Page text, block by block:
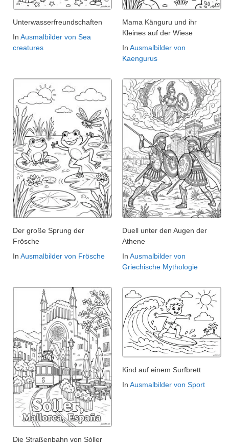
Unterwasserfreundschaften
In Ausmalbilder von Sea
creatures
Mama Känguru und ihr
Kleines auf der Wiese
In Ausmalbilder von
Kaengurus
Der große Sprung der
Frösche
In Ausmalbilder von Frösche
Duell unter den Augen der
Athene
In Ausmalbilder von
Griechische Mythologie
Die Straßenbahn von Sóller
Kind auf einem Surfbrett
In Ausmalbilder von Sport